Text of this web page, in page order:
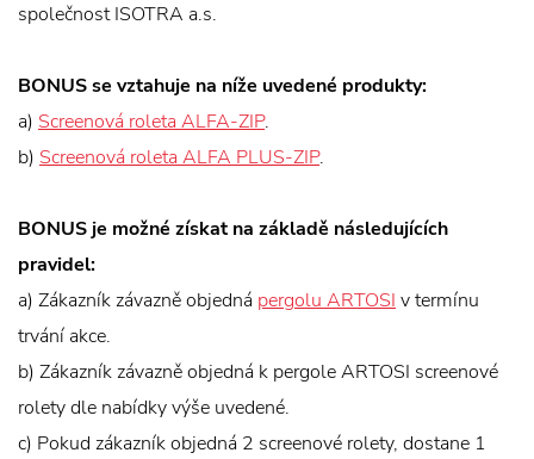
společnost ISOTRA a.s.
BONUS se vztahuje na níže uvedené produkty:
a) Screenová roleta ALFA-ZIP.
b) Screenová roleta ALFA PLUS-ZIP.
BONUS je možné získat na základě následujících
pravidel:
a) Zákazník závazně objedná pergolu ARTOSI v termínu
trvání akce.
b) Zákazník závazně objedná k pergole ARTOSI screenové
rolety dle nabídky výše uvedené.
c) Pokud zákazník objedná 2 screenové rolety, dostane 1